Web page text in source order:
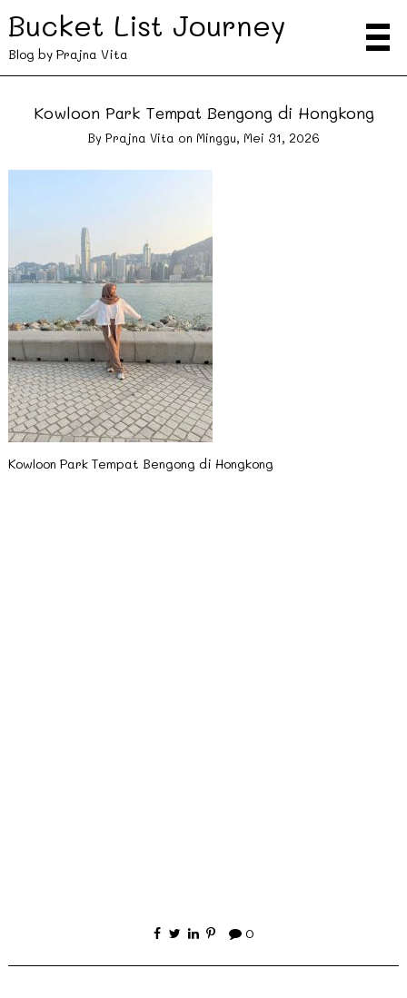
Bucket List Journey
Blog by Prajna Vita
Kowloon Park Tempat Bengong di Hongkong
By Prajna Vita on Minggu, Mei 31, 2026
Kowloon Park Tempat Bengong di Hongkong
0